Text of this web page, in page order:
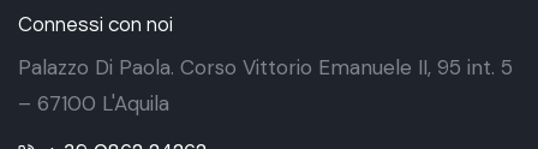
Connessi con noi
Palazzo Di Paola. Corso Vittorio Emanuele II, 95 int. 5
– 67100 L'Aquila